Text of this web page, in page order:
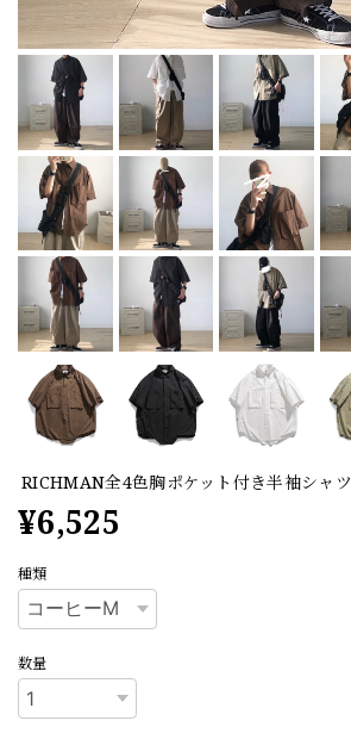
RICHMAN全4色胸ポケット付き半袖シャツ
¥6,525
種類
数量